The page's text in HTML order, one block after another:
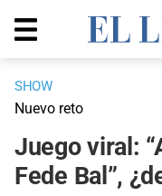
SHOW
Nuevo reto
Juego viral:
Fede Bal”,